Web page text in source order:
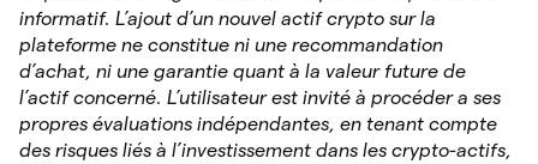
informatif. L’ajout d’un nouvel actif crypto sur la
plateforme ne constitue ni une recommandation
d’achat, ni une garantie quant à la valeur future de
l’actif concerné. L’utilisateur est invité à procéder a ses
propres évaluations indépendantes, en tenant compte
des risques liés à l’investissement dans les crypto-actifs,